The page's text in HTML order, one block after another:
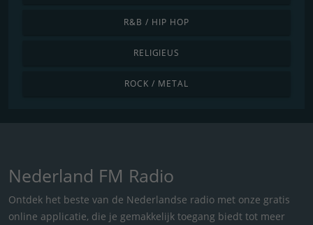
R&B / HIP HOP
RELIGIEUS
ROCK / METAL
Nederland FM Radio
Ontdek het beste van de Nederlandse radio met onze gratis
online applicatie, die je gemakkelijk toegang biedt tot meer